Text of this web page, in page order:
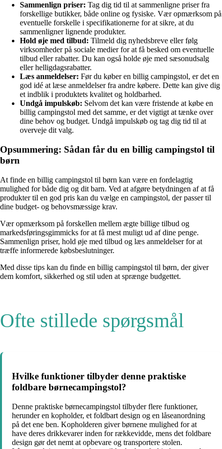
Sammenlign priser: Tag dig tid til at sammenligne priser fra
forskellige butikker, både online og fysiske. Vær opmærksom på
eventuelle forskelle i specifikationerne for at sikre, at du
sammenligner lignende produkter.
Hold øje med tilbud: Tilmeld dig nyhedsbreve eller følg
virksomheder på sociale medier for at få besked om eventuelle
tilbud eller rabatter. Du kan også holde øje med sæsonudsalg
eller helligdagsrabatter.
Læs anmeldelser: Før du køber en billig campingstol, er det en
god idé at læse anmeldelser fra andre købere. Dette kan give dig
et indblik i produktets kvalitet og holdbarhed.
Undgå impulskøb: Selvom det kan være fristende at købe en
billig campingstol med det samme, er det vigtigt at tænke over
dine behov og budget. Undgå impulskøb og tag dig tid til at
overveje dit valg.
Opsummering: Sådan får du en billig campingstol til
børn
At finde en billig campingstol til børn kan være en fordelagtig
mulighed for både dig og dit barn. Ved at afgøre betydningen af at få
produkter til en god pris kan du vælge en campingstol, der passer til
dine budget- og behovsmæssige krav.
Vær opmærksom på forskellen mellem ægte billige tilbud og
markedsføringsgimmicks for at få mest muligt ud af dine penge.
Sammenlign priser, hold øje med tilbud og læs anmeldelser for at
træffe informerede købsbeslutninger.
Med disse tips kan du finde en billig campingstol til børn, der giver
dem komfort, sikkerhed og stil uden at sprænge budgettet.
Ofte stillede spørgsmål
Hvilke funktioner tilbyder denne praktiske
foldbare børnecampingstol?
Denne praktiske børnecampingstol tilbyder flere funktioner,
herunder en kopholder, et foldbart design og en låseanordning
på det ene ben. Kopholderen giver børnene mulighed for at
have deres drikkevarer inden for rækkevidde, mens det foldbare
design gør det nemt at opbevare og transportere stolen.